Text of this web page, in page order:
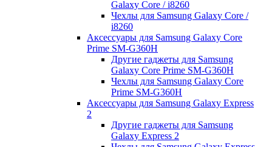
Galaxy Core / i8260
Чехлы для Samsung Galaxy Core /
i8260
Аксессуары для Samsung Galaxy Core
Prime SM-G360H
Другие гаджеты для Samsung
Galaxy Core Prime SM-G360H
Чехлы для Samsung Galaxy Core
Prime SM-G360H
Аксессуары для Samsung Galaxy Express
2
Другие гаджеты для Samsung
Galaxy Express 2